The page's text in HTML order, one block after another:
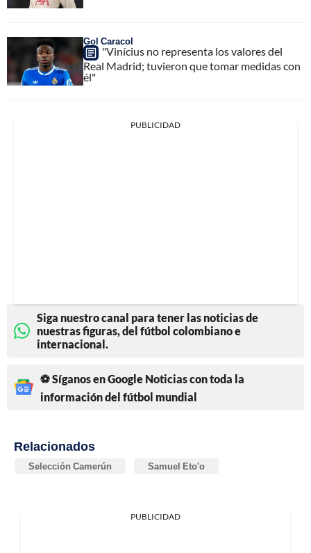
Gol Caracol
"Vinícius no representa los valores del
Real Madrid; tuvieron que tomar medidas con
él"
PUBLICIDAD
Siga nuestro canal para tener las noticias de
nuestras figuras, del fútbol colombiano e
internacional.
⚽ Síganos en Google Noticias con toda la
información del fútbol mundial
Relacionados
Selección Camerún Samuel Eto'o
PUBLICIDAD